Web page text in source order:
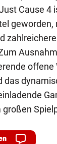
Cause 4
geworden,
das
großen